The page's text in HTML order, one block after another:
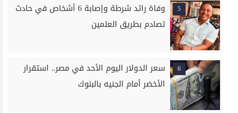
5
وفاة رائد شرطة وإصابة 6 أشخاص في حادث
تصادم بطريق العلمين
6
سعر الدولار اليوم الأحد في مصر.. استقرار
الأخضر أمام الجنيه بالبنوك